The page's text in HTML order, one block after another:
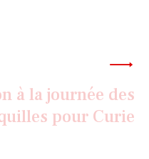
à la journée des
pour Curie